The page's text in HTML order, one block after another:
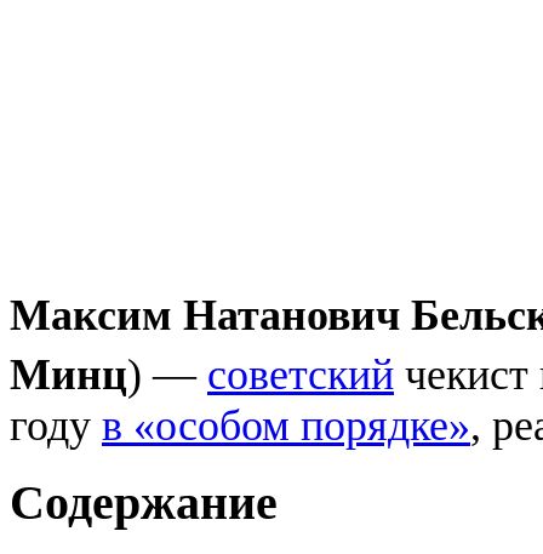
Максим Натанович
Минц) — советский чекист
году в «особом порядке»,
Содержание